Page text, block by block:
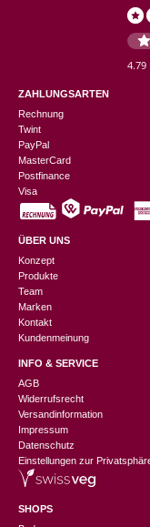
4.79
ZAHLUNGSARTEN
Rechnung
Twint
PayPal
MasterCard
Postfinance
Visa
ÜBER UNS
Konzept
Produkte
Team
Marken
Kontakt
Kundenmeinung
INFO & SERVICE
AGB
Widerrufsrecht
Versandinformation
Impressum
Datenschutz
Einstellungen zur
SHOPS